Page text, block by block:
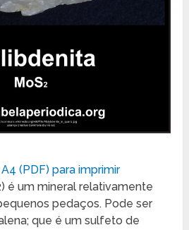
(PDF) para imprimir
é um mineral relativamente
pedaços. Pode ser
que é um sulfeto de